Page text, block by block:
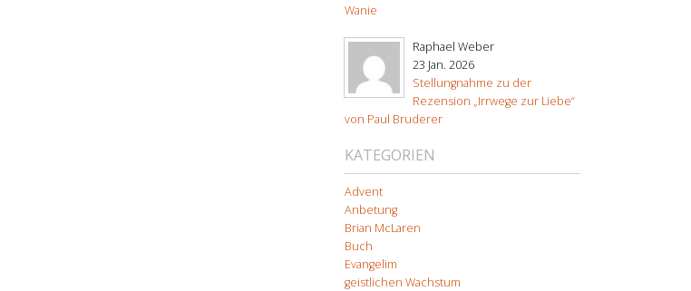
Wanie
Raphael Weber
23 Jan. 2026
Stellungnahme zu der
Rezension „Irrwege zur Liebe“
von Paul Bruderer
KATEGORIEN
Advent
Anbetung
Brian McLaren
Buch
Evangelim
geistlichen Wachstum